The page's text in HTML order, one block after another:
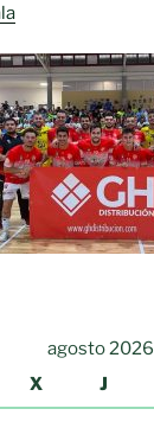
agosto 2026
X J